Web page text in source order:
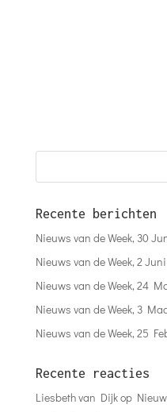
Recente berichten
Nieuws van de Week, 30
Nieuws van de Week, 2
Nieuws van de Week, 24
Nieuws van de Week, 3
Nieuws van de Week, 25
Recente reacties
Liesbeth van Dijkop